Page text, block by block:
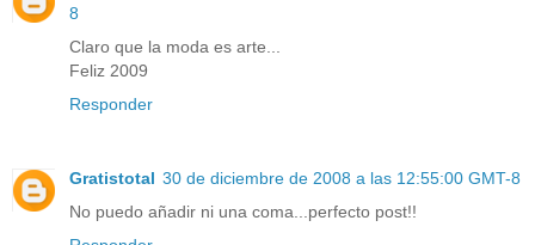
8
Claro que la moda es arte...
Feliz 2009
Responder
Gratistotal 30 de diciembre de 2008 a las 12:55:00 GMT-8
No puedo añadir ni una coma...perfecto post!!